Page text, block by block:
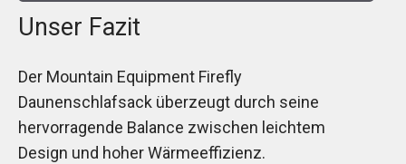
Unser Fazit
Der Mountain Equipment Firefly
Daunenschlafsack überzeugt durch seine
hervorragende Balance zwischen leichtem
Design und hoher Wärmeeffizienz.